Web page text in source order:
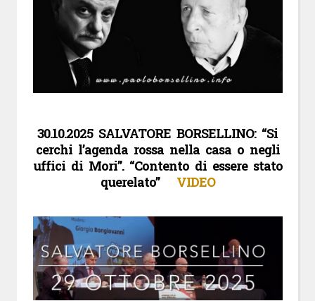
30.10.2025 SALVATORE BORSELLINO: “Si
cerchi l’agenda rossa nella casa o negli
uffici di Mori”. “Contento di essere stato
querelato” VIDEO